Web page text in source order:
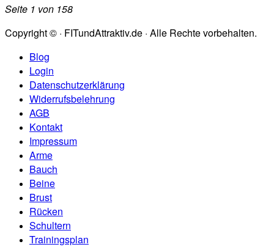
Seite 1 von 158
Copyright © · FITundAttraktiv.de · Alle Rechte vorbehalten.
Blog
Login
Datenschutzerklärung
Widerrufsbelehrung
AGB
Kontakt
Impressum
Arme
Bauch
Beine
Brust
Rücken
Schultern
Trainingsplan